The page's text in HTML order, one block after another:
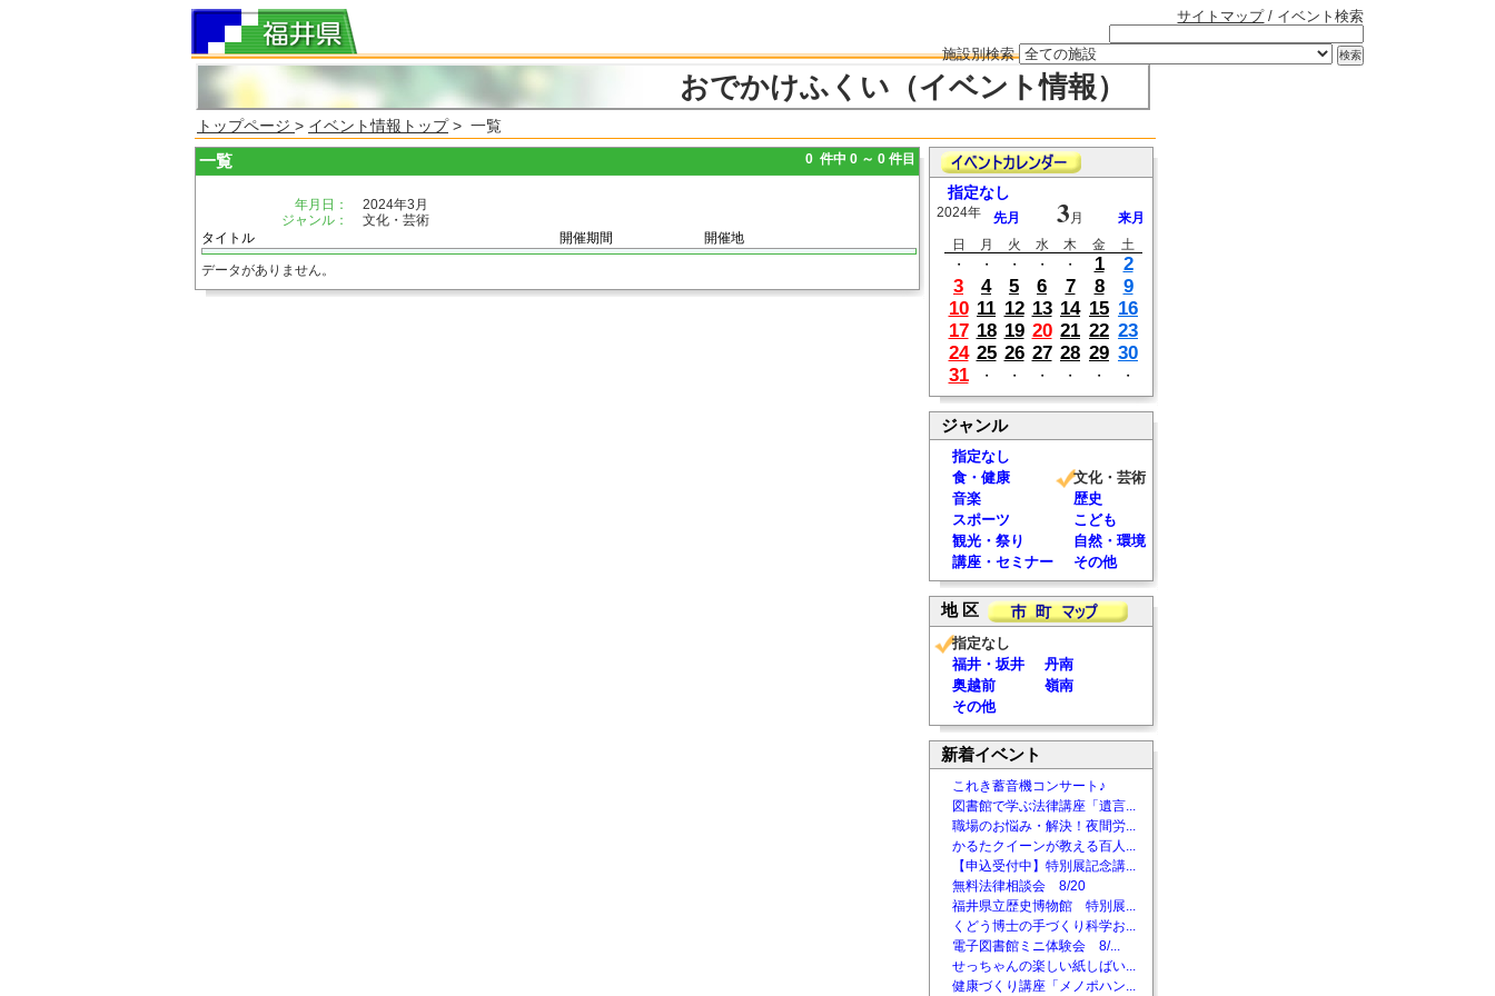
サイトマップ/ イベント検索
施設別検索
おでかけふくい（イベント情報）
トップページ > イベント情報トップ> 一覧
一覧 0 件中 0 ～ 0 件目
年月日：
2024年3月
ジャンル：
文化・芸術
タイトル
開催期間 開催地
データがありません。
指定なし
2024年 先月 3 月
来月
日
月 火 水 木 金
土
・
・ ・ ・ ・ 1
2
3
4 5 6 7 8
9
10 11 12 13 14 15 16
17 18 19 20 21 22 23
24 25 26 27 28 29 30
31
・ ・ ・ ・ ・ ・
ジャンル
指定なし
食・健康
文化・芸術
音楽
歴史
スポーツ
こども
観光・祭り
自然・環境
講座・セミナー
その他
地 区
指定なし
福井・坂井
丹南
奥越前
嶺南
その他
新着イベント
これき蓄音機コンサート♪
図書館で学ぶ法律講座「遺言...
職場のお悩み・解決！夜間労...
かるたクイーンが教える百人...
【申込受付中】特別展記念講...
無料法律相談会 8/20
福井県立歴史博物館 特別展...
くどう博士の手づくり科学お...
電子図書館ミニ体験会 8/...
せっちゃんの楽しい紙しばい...
健康づくり講座「メノポハン...